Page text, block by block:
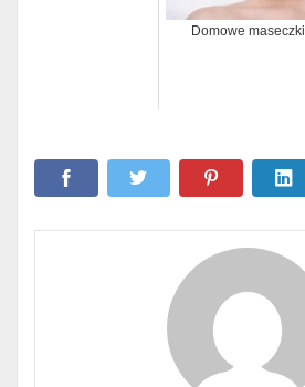
Domowe maseczki